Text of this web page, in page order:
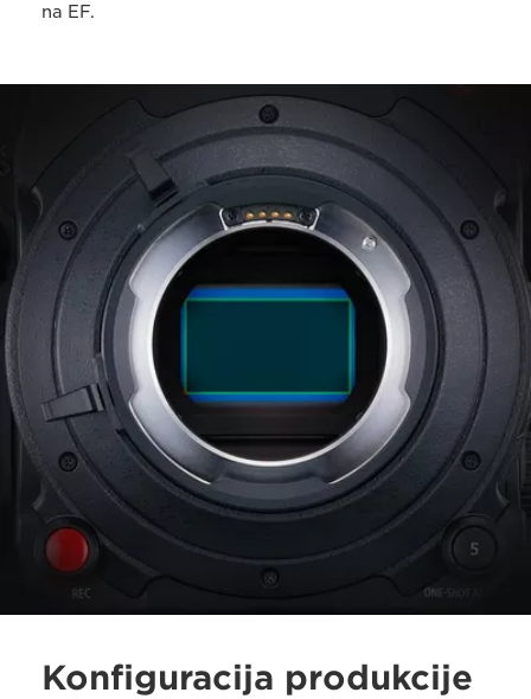
na EF.
Konfiguracija produkcije